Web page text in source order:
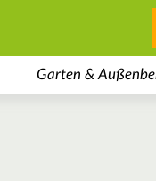
Garten &